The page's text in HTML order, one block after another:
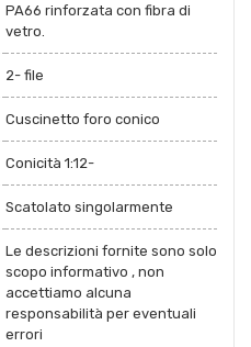
PA66 rinforzata con fibra di
vetro.
2- file
Cuscinetto foro conico
Conicità 1:12-
Scatolato singolarmente
Le descrizioni fornite sono solo
scopo informativo , non
accettiamo alcuna
responsabilità per eventuali
errori